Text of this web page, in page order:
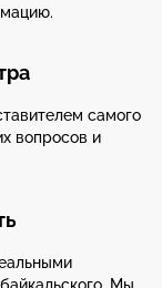
самого
вопросов и